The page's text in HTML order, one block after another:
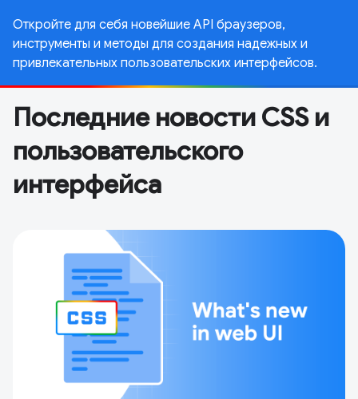
Откройте для себя новейшие API браузеров,
инструменты и методы для создания надежных и
привлекательных пользовательских интерфейсов.
Последние новости CSS и
пользовательского
интерфейса